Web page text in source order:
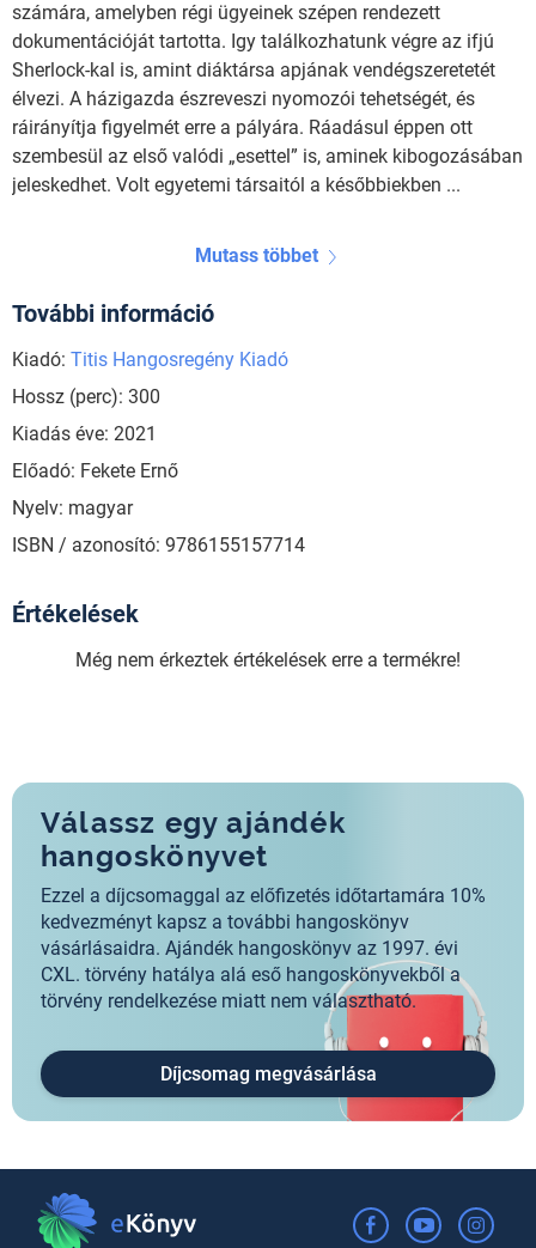
számára, amelyben régi ügyeinek szépen rendezett
dokumentációját tartotta. Igy találkozhatunk végre az ifjú
Sherlock-kal is, amint diáktársa apjának vendégszeretetét
élvezi. A házigazda észreveszi nyomozói tehetségét, és
ráirányítja figyelmét erre a pályára. Ráadásul éppen ott
szembesül az első valódi „esettel” is, aminek kibogozásában
jeleskedhet. Volt egyetemi társaitól a későbbiekben ...
Mutass többet
További információ
Kiadó: Titis Hangosregény Kiadó
Hossz (perc): 300
Kiadás éve: 2021
Előadó: Fekete Ernő
Nyelv: magyar
ISBN / azonosító: 9786155157714
Értékelések
Még nem érkeztek értékelések erre a termékre!
Válassz egy ajándék
hangoskönyvet
Ezzel a díjcsomaggal az előfizetés időtartamára 10%
kedvezményt kapsz a további hangoskönyv
vásárlásaidra. Ajándék hangoskönyv az 1997. évi
CXL. törvény hatálya alá eső hangoskönyvekből a
törvény rendelkezése miatt nem választható.
Díjcsomag megvásárlása